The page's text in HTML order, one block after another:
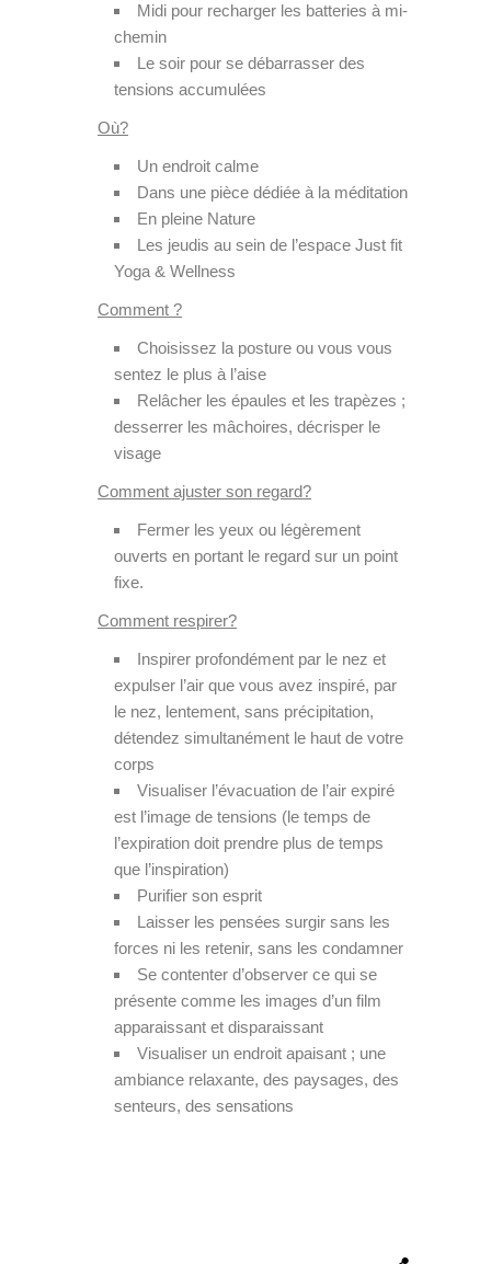
Midi pour recharger les batteries à mi-
chemin
Le soir pour se débarrasser des
tensions accumulées
Où?
Un endroit calme
Dans une pièce dédiée à la méditation
En pleine Nature
Les jeudis au sein de l’espace Just fit
Yoga & Wellness
Comment ?
Choisissez la posture ou vous vous
sentez le plus à l’aise
Relâcher les épaules et les trapèzes ;
desserrer les mâchoires, décrisper le
visage
Comment ajuster son regard?
Fermer les yeux ou légèrement
ouverts en portant le regard sur un point
fixe.
Comment respirer?
Inspirer profondément par le nez et
expulser l’air que vous avez inspiré, par
le nez, lentement, sans précipitation,
détendez simultanément le haut de votre
corps
Visualiser l’évacuation de l’air expiré
est l’image de tensions (le temps de
l’expiration doit prendre plus de temps
que l’inspiration)
Purifier son esprit
Laisser les pensées surgir sans les
forces ni les retenir, sans les condamner
Se contenter d’observer ce qui se
présente comme les images d’un film
apparaissant et disparaissant
Visualiser un endroit apaisant ; une
ambiance relaxante, des paysages, des
senteurs, des sensations